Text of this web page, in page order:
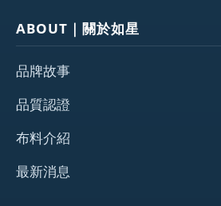
ABOUT｜關於如星
品牌故事
品質認證
布料介紹
最新消息